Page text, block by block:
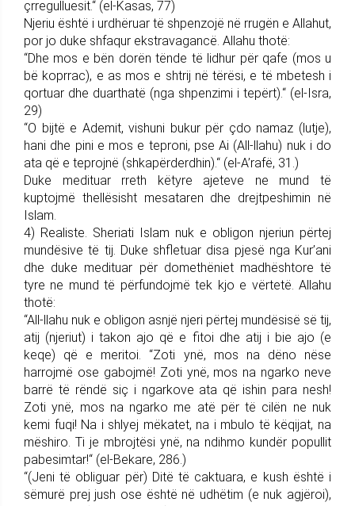
çrregulluesit.“ (el-Kasas, 77)
Njeriu është i urdhëruar të shpenzojë në rrugën e Allahut,
por jo duke shfaqur ekstravagancë. Allahu thotë:
“Dhe mos e bën dorën tënde të lidhur për qafe (mos u
bë koprrac), e as mos e shtrij në tërësi, e të mbetesh i
qortuar dhe duarthatë (nga shpenzimi i tepërt).“ (el-Isra,
29)
“O bijtë e Ademit, vishuni bukur për çdo namaz (lutje),
hani dhe pini e mos e teproni, pse Ai (All-llahu) nuk i do
ata që e teprojnë (shkapërderdhin).“ (el-A’rafë, 31.)
Duke medituar rreth këtyre ajeteve ne mund të
kuptojmë thellësisht mesataren dhe drejtpeshimin në
Islam.
4) Realiste. Sheriati Islam nuk e obligon njeriun përtej
mundësive të tij. Duke shfletuar disa pjesë nga Kur’ani
dhe duke medituar për domethëniet madhështore të
tyre ne mund të përfundojmë tek kjo e vërtetë. Allahu
thotë:
“All-llahu nuk e obligon asnjë njeri përtej mundësisë së tij,
atij (njeriut) i takon ajo që e fitoi dhe atij i bie ajo (e
keqe) që e meritoi. “Zoti ynë, mos na dëno nëse
harrojmë ose gabojmë! Zoti ynë, mos na ngarko neve
barrë të rëndë siç i ngarkove ata që ishin para nesh!
Zoti ynë, mos na ngarko me atë për të cilën ne nuk
kemi fuqi! Na i shlyej mëkatet, na i mbulo të këqijat, na
mëshiro. Ti je mbrojtësi ynë, na ndihmo kundër popullit
pabesimtar!“ (el-Bekare, 286.)
“(Jeni të obliguar për) Ditë të caktuara, e kush është i
sëmurë prej jush ose është në udhëtim (e nuk agjëroi),